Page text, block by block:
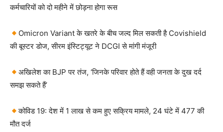
कर्मचारियों को दो महीने में छोड़ना होगा रूस
Omicron Variant के खतरे के बीच जल्द मिल सकती है Covishield
की बूस्टर डोज, सीरम इंस्टिट्यूट ने DCGI से मांगी मंजूरी
अखिलेश का BJP पर तंज, ‘जिनके परिवार होते हैं वही जनता के दुख दर्द
समझ सकते हैं’
कोविड 19: देश में 1 लाख से कम हुए सक्रिय मामले, 24 घंटे में 477 की
मौत दर्ज